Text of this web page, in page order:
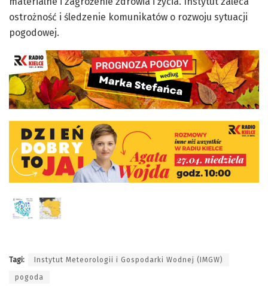
ostrożność i śledzenie komunikatów o rozwoju sytuacji
pogodowej.
Tagi: Instytut Meteorologii i Gospodarki Wodnej (IMGW)
pogoda